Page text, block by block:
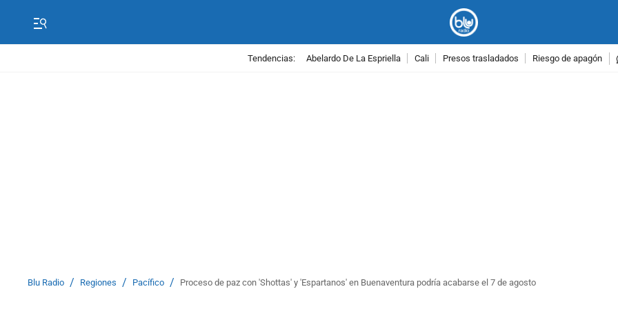
Tendencias: Abelardo De La Espriella Cali Presos trasladados Riesgo de apagón
Blu Radio / Regiones / Pacífico / Proceso de paz con 'Shottas' y 'Espartanos' en Buenaventura podría acabarse el 7 de agosto